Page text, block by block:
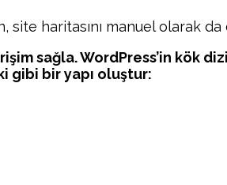
haritasını manuel olarak
sağla. WordPress’in kök
gibi bir yapı oluştur: